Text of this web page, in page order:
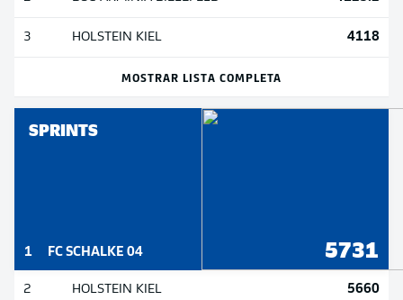
3 HOLSTEIN KIEL 4118
MOSTRAR LISTA COMPLETA
SPRINTS
1 FC SCHALKE 04 5731
2 HOLSTEIN KIEL 5660